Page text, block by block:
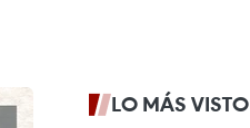
LO MÁS VISTO